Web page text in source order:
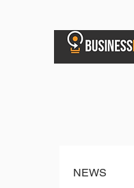
NEWS